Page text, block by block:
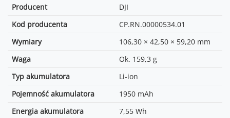
Producent
DJI
Kod producenta
CP.RN.00000534.01
Wymiary
106,30 × 42,50 × 59,20 mm
Waga
Ok. 159,3 g
Typ akumulatora
Li-ion
Pojemność akumulatora
1950 mAh
Energia akumulatora
7,55 Wh